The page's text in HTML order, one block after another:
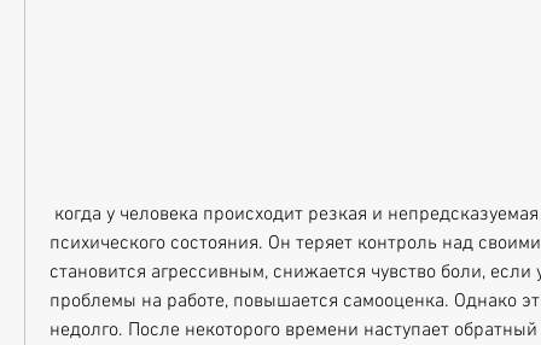
психического состояния. Он теряет контроль над
становится агрессивным, снижается чувство боли, если
проблемы на работе, повышается самооценка. Однако
недолго. После некоторого времени наступает